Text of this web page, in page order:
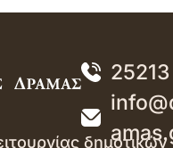
δημοτικών